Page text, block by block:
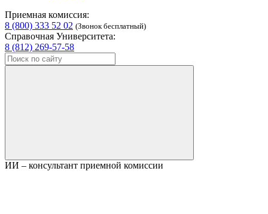
Приемная комиссия:
8 (800) 333 52 02 (Звонок бесплатный)
Справочная Университета:
8 (812) 269-57-58
ИИ – консультант приемной комиссии